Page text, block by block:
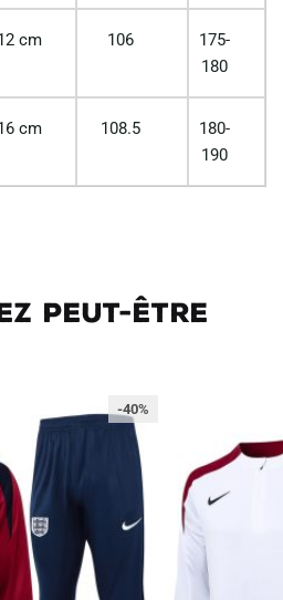
cm 106
175-
180
cm 108.5
180-
190
peut-être
-40%